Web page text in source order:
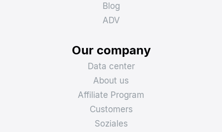
Blog
ADV
Our company
Data center
About us
Affiliate Program
Customers
Soziales